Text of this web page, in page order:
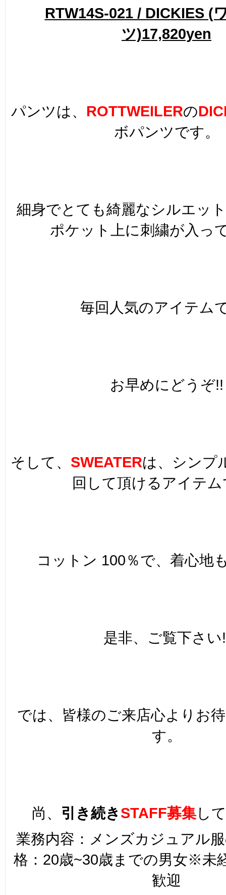
RTW14S-021 / DICKIES (
ツ)17,820yen
パンツは、 ROTTWEILERの
ボパンツです。
細身でとても綺麗なシルエッ
ポケット上に刺繍が入っ
毎回人気のアイテム
お早めにどうぞ!!
そして、 SWEATERは、シンプ
回して頂けるアイテ
コットン 100％で、着心地
是非、ご覧下さい
では、皆様のご来店心よりお
す。
尚、 引き続きSTAFF募集し
業務内容：メンズカジュアル
格：20歳~30歳までの男女※未
歓迎